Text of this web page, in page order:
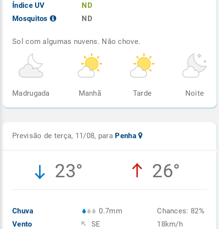
Índice UV
Mosquitos
ND
ND
Sol com algumas nuvens. Não chove.
Madrugada Manhã Tarde Noite
Previsão de terça, 11/08, para Penha
23° 26°
Chuva
Vento
0.7mm
SE
Chances: 82%
18km/h